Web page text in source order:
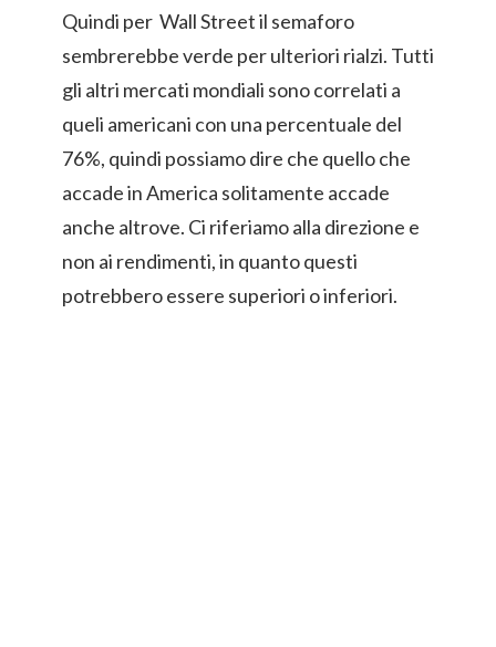
Quindi per Wall Street il semaforo
sembrerebbe verde per ulteriori rialzi. Tutti
gli altri mercati mondiali sono correlati a
queli americani con una percentuale del
76%, quindi possiamo dire che quello che
accade in America solitamente accade
anche altrove. Ci riferiamo alla direzione e
non ai rendimenti, in quanto questi
potrebbero essere superiori o inferiori.